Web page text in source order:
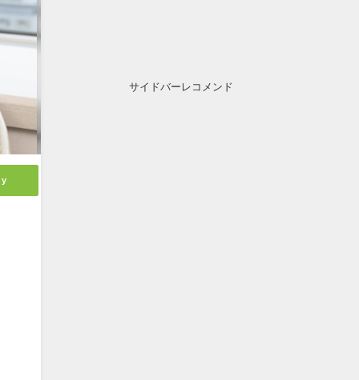
サイドバーレコメンド